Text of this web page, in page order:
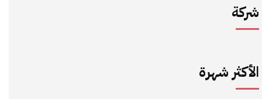
شركة
الأكثر شهرة